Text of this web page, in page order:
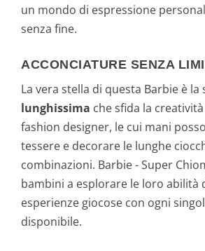
un mondo di espressione
senza fine.
ACCONCIATURE SENZA
La vera stella di questa Barbie è la
lunghissima che sfida la
fashion designer, le cui mani
tessere e decorare le lunghe
combinazioni. Barbie - Super
bambini a esplorare le loro abilità
esperienze giocose con ogni
disponibile.